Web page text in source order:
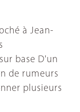
à Jean-
base D'un
de rumeurs
plusieurs